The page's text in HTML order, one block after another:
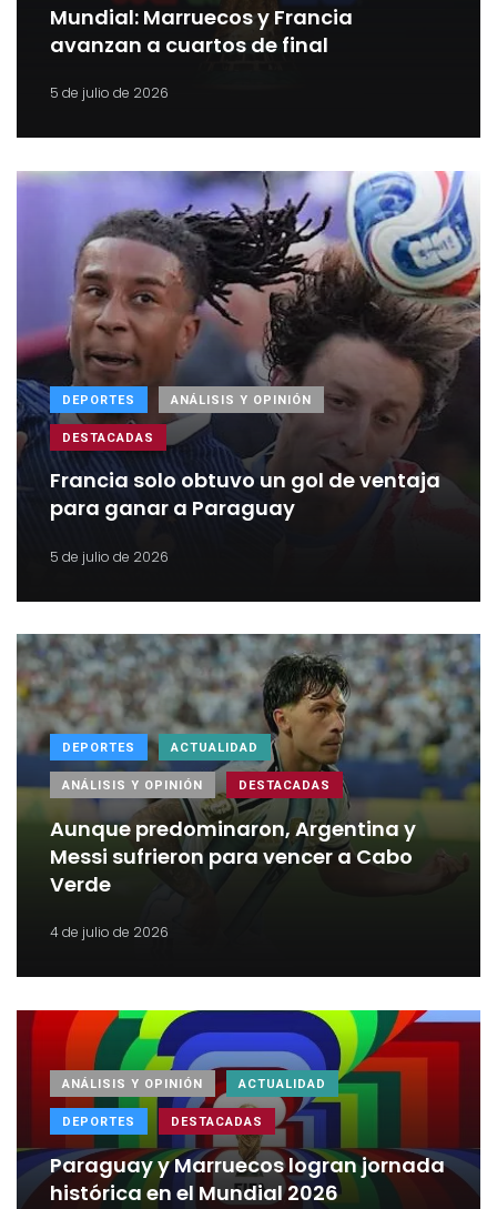
Mundial: Marruecos y Francia
avanzan a cuartos de final
5 de julio de 2026
DEPORTES ANÁLISIS Y OPINIÓN
DESTACADAS
Francia solo obtuvo un gol de ventaja
para ganar a Paraguay
5 de julio de 2026
DEPORTES ACTUALIDAD
ANÁLISIS Y OPINIÓN DESTACADAS
Aunque predominaron, Argentina y
Messi sufrieron para vencer a Cabo
Verde
4 de julio de 2026
ANÁLISIS Y OPINIÓN ACTUALIDAD
DEPORTES DESTACADAS
Paraguay y Marruecos logran jornada
histórica en el Mundial 2026